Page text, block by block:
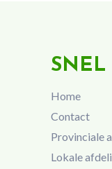
SNEL
Home
Contact
Provinciale
Lokale